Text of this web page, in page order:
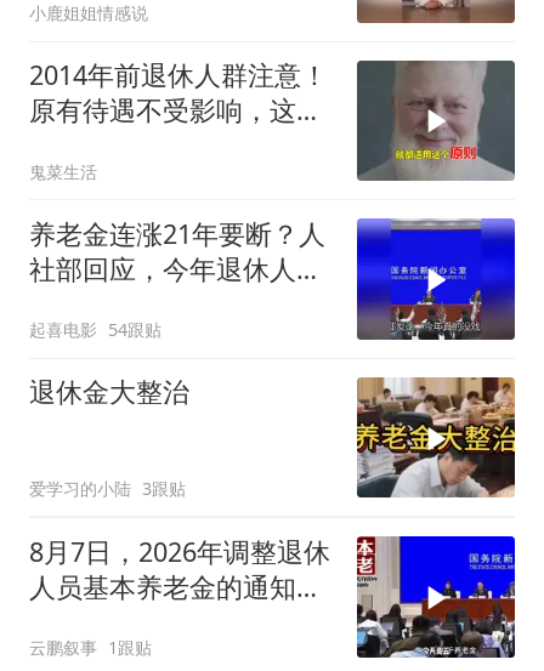
小鹿姐姐情感说
2014年前退休人群注意！
原有待遇不受影响，这些
鬼菜生活
养老金连涨21年要断？人
社部回应，今年退休人员
起喜电影 54跟贴
退休金大整治
爱学习的小陆 3跟贴
8月7日，2026年调整退休
人员基本养老金的通知文
云鹏叙事 1跟贴